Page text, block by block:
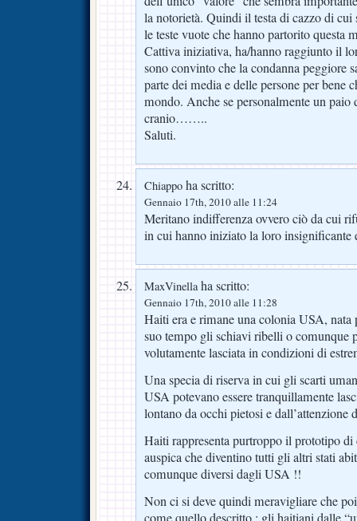
la notorietà. Quindi il testa di cazzo di
le teste vuote che hanno partorito questa
Cattiva iniziativa, ha/hanno raggiunto il
sono convinto che la condanna peggiore
parte dei media e delle persone per bene
mondo. Anche se personalmente un paio
cranio……..
Saluti.
Chiappo ha scritto:
Gennaio 17th, 2010 alle 11:24
Meritano indifferenza ovvero ciò da cui
in cui hanno iniziato la loro insignificante
MaxVinellaha scritto:
Gennaio 17th, 2010 alle 11:28
Haiti era e rimane una colonia USA,
suo tempo gli schiavi ribelli o comunque
volutamente lasciata in condizioni di
Una specia di riserva in cui gli scarti
USA potevano essere tranquillamente
lontano da occhi pietosi e dall’attenzione
Haiti rappresenta purtroppo il prototipo
auspica che diventino tutti gli altri stati
comunque diversi dagli USA !!
Non ci si deve quindi meravigliare che